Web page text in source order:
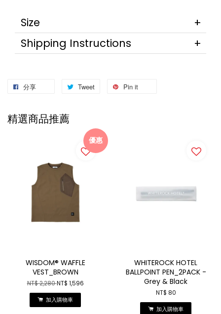
Size
Shipping Instructions
分享 Tweet Pin it
精選商品推薦
優惠
WISDOM® WAFFLE
VEST_BROWN
NT$ 2,280NT$ 1,596
加入購物車
WHITEROCK HOTEL
BALLPOINT PEN_2PACK -
Grey & Black
NT$ 80
加入購物車